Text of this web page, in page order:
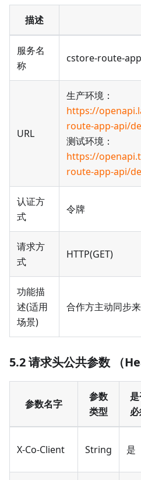
描述
服务名
称
cstore-route-
URL
生产环境：
https://
route-app-api/
测试环境：
https://
route-app-api/
认证方
式
令牌
请求方
式
HTTP(GET)
功能描
述(适用
场景)
合作方主动同步
5.2 请求头公共参数 （
参数名字
参数
类型
X-Co-Client String 是